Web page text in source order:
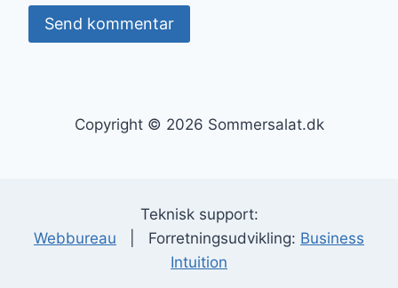
Copyright © 2026 Sommersalat.dk
Teknisk support:
Webbureau | Forretningsudvikling: Business
Intuition